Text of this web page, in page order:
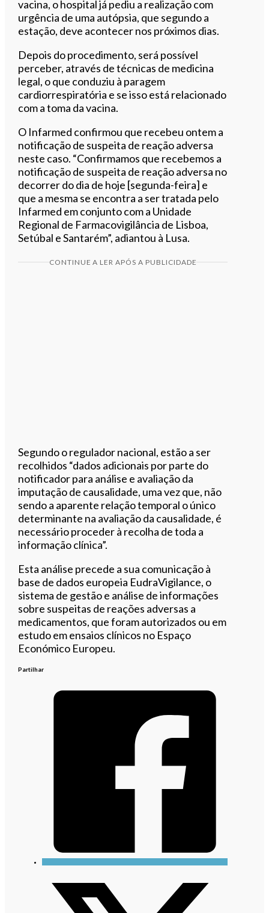
vacina, o hospital já pediu a realização com
urgência de uma autópsia, que segundo a
estação, deve acontecer nos próximos dias.
Depois do procedimento, será possível
perceber, através de técnicas de medicina
legal, o que conduziu à paragem
cardiorrespiratória e se isso está relacionado
com a toma da vacina.
O Infarmed confirmou que recebeu ontem a
notificação de suspeita de reação adversa
neste caso. “Confirmamos que recebemos a
notificação de suspeita de reação adversa no
decorrer do dia de hoje [segunda-feira] e
que a mesma se encontra a ser tratada pelo
Infarmed em conjunto com a Unidade
Regional de Farmacovigilância de Lisboa,
Setúbal e Santarém”, adiantou à Lusa.
CONTINUE A LER APÓS A PUBLICIDADE
Segundo o regulador nacional, estão a ser
recolhidos “dados adicionais por parte do
notificador para análise e avaliação da
imputação de causalidade, uma vez que, não
sendo a aparente relação temporal o único
determinante na avaliação da causalidade, é
necessário proceder à recolha de toda a
informação clínica”.
Esta análise precede a sua comunicação à
base de dados europeia EudraVigilance, o
sistema de gestão e análise de informações
sobre suspeitas de reações adversas a
medicamentos, que foram autorizados ou em
estudo em ensaios clínicos no Espaço
Económico Europeu.
Partilhar